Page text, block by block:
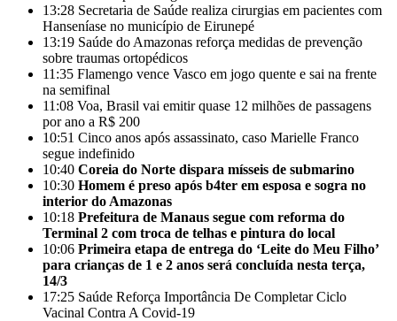
13:28 Secretaria de Saúde realiza cirurgias em pacientes com
Hanseníase no município de Eirunepé
13:19 Saúde do Amazonas reforça medidas de prevenção
sobre traumas ortopédicos
11:35 Flamengo vence Vasco em jogo quente e sai na frente
na semifinal
11:08 Voa, Brasil vai emitir quase 12 milhões de passagens
por ano a R$ 200
10:51 Cinco anos após assassinato, caso Marielle Franco
segue indefinido
10:40 Coreia do Norte dispara mísseis de submarino
10:30 Homem é preso após b4ter em esposa e sogra no
interior do Amazonas
10:18 Prefeitura de Manaus segue com reforma do
Terminal 2 com troca de telhas e pintura do local
10:06 Primeira etapa de entrega do ‘Leite do Meu Filho’
para crianças de 1 e 2 anos será concluída nesta terça,
14/3
17:25 Saúde Reforça Importância De Completar Ciclo
Vacinal Contra A Covid-19